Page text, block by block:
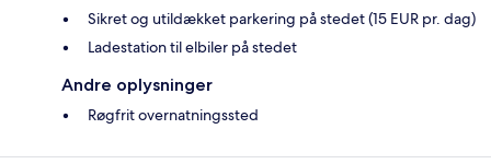
Sikret og utildækket parkering på stedet (15 EUR pr. dag)
Ladestation til elbiler på stedet
Andre oplysninger
Røgfrit overnatningssted